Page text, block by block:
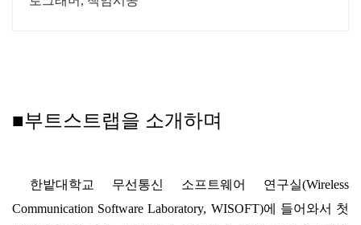
■부트스트랩을 소개하며
한밭대학교 무선통신 소프트웨어 연구실(Wireless
Communication Software Laboratory, WISOFT)에 들어와서 첫